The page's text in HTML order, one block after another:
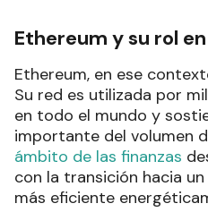
Ethereum y su rol
Ethereum, en ese
Su red es utilizada por
en todo el mundo y
importante del volumen
ámbito de las finanzas
con la transición hacia
más eficiente